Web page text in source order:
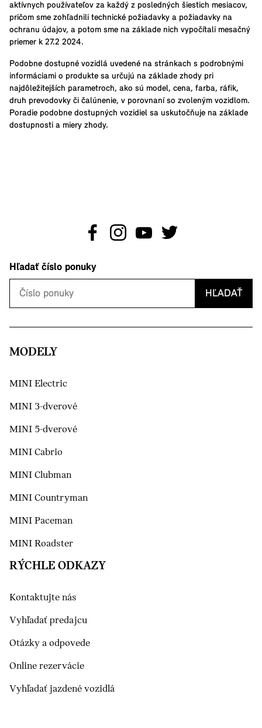
aktívnych používateľov za každý z posledných šiestich mesiacov,
pričom sme zohľadnili technické požiadavky a požiadavky na
ochranu údajov, a potom sme na základe nich vypočítali mesačný
priemer k 27.2 2024.
Podobne dostupné vozidlá uvedené na stránkach s podrobnými
informáciami o produkte sa určujú na základe zhody pri
najdôležitejších parametroch, ako sú model, cena, farba, ráfik,
druh prevodovky či čalúnenie, v porovnaní so zvoleným vozidlom.
Poradie podobne dostupných vozidiel sa uskutočňuje na základe
dostupnosti a miery zhody.
Hľadať číslo ponuky
HĽADAŤ
MODELY
MINI Electric
MINI 3-dverové
MINI 5-dverové
MINI Cabrio
MINI Clubman
MINI Countryman
MINI Paceman
MINI Roadster
RÝCHLE ODKAZY
Kontaktujte nás
Vyhľadať predajcu
Otázky a odpovede
Online rezervácie
Vyhľadať jazdené vozidlá